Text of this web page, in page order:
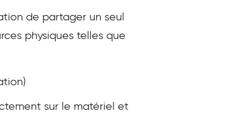
de partager un seul
physiques telles que
sur le matériel et